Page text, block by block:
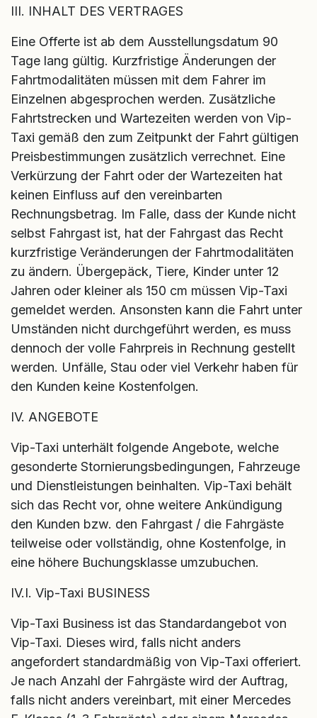
III. INHALT DES VERTRAGES
Eine Offerte ist ab dem Ausstellungsdatum 90
Tage lang gültig. Kurzfristige Änderungen der
Fahrtmodalitäten müssen mit dem Fahrer im
Einzelnen abgesprochen werden. Zusätzliche
Fahrtstrecken und Wartezeiten werden von Vip-
Taxi gemäß den zum Zeitpunkt der Fahrt gültigen
Preisbestimmungen zusätzlich verrechnet. Eine
Verkürzung der Fahrt oder der Wartezeiten hat
keinen Einfluss auf den vereinbarten
Rechnungsbetrag. Im Falle, dass der Kunde nicht
selbst Fahrgast ist, hat der Fahrgast das Recht
kurzfristige Veränderungen der Fahrtmodalitäten
zu ändern. Übergepäck, Tiere, Kinder unter 12
Jahren oder kleiner als 150 cm müssen Vip-Taxi
gemeldet werden. Ansonsten kann die Fahrt unter
Umständen nicht durchgeführt werden, es muss
dennoch der volle Fahrpreis in Rechnung gestellt
werden. Unfälle, Stau oder viel Verkehr haben für
den Kunden keine Kostenfolgen.
IV. ANGEBOTE
Vip-Taxi unterhält folgende Angebote, welche
gesonderte Stornierungsbedingungen, Fahrzeuge
und Dienstleistungen beinhalten. Vip-Taxi behält
sich das Recht vor, ohne weitere Ankündigung
den Kunden bzw. den Fahrgast / die Fahrgäste
teilweise oder vollständig, ohne Kostenfolge, in
eine höhere Buchungsklasse umzubuchen.
IV.I. Vip-Taxi BUSINESS
Vip-Taxi Business ist das Standardangebot von
Vip-Taxi. Dieses wird, falls nicht anders
angefordert standardmäßig von Vip-Taxi offeriert.
Je nach Anzahl der Fahrgäste wird der Auftrag,
falls nicht anders vereinbart, mit einer Mercedes